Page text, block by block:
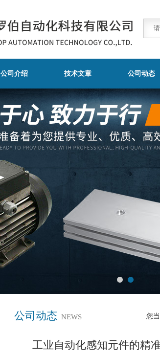
公司介绍 技术文章 公司动态
公司动态 NEWS 您
工业自动化感知元件的精